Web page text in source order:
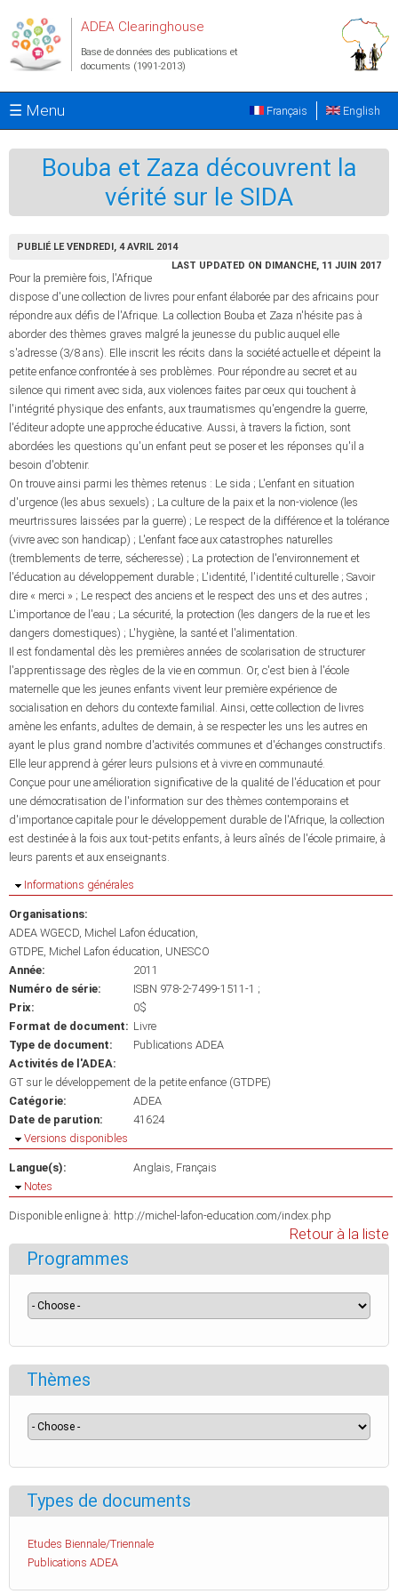
ADEA Clearinghouse
Base de données des publications et
documents (1991-2013)
☰ Menu English
Français
Bouba et Zaza découvrent la
vérité sur le SIDA
PUBLIÉ LE VENDREDI, 4 AVRIL 2014
LAST UPDATED ON DIMANCHE, 11 JUIN 2017
Pour la première fois, l'Afrique
dispose d'une collection de livres pour enfant élaborée par des africains pour
répondre aux défis de l'Afrique. La collection Bouba et Zaza n'hésite pas à
aborder des thèmes graves malgré la jeunesse du public auquel elle
s'adresse (3/8 ans). Elle inscrit les récits dans la société actuelle et dépeint la
petite enfance confrontée à ses problèmes. Pour répondre au secret et au
silence qui riment avec sida, aux violences faites par ceux qui touchent à
l'intégrité physique des enfants, aux traumatismes qu'engendre la guerre,
l'éditeur adopte une approche éducative. Aussi, à travers la fiction, sont
abordées les questions qu'un enfant peut se poser et les réponses qu'il a
besoin d'obtenir.
On trouve ainsi parmi les thèmes retenus : Le sida ; L'enfant en situation
d'urgence (les abus sexuels) ; La culture de la paix et la non-violence (les
meurtrissures laissées par la guerre) ; Le respect de la différence et la tolérance
(vivre avec son handicap) ; L'enfant face aux catastrophes naturelles
(tremblements de terre, sécheresse) ; La protection de l'environnement et
l'éducation au développement durable ; L'identité, l'identité culturelle ; Savoir
dire « merci » ; Le respect des anciens et le respect des uns et des autres ;
L'importance de l'eau ; La sécurité, la protection (les dangers de la rue et les
dangers domestiques) ; L'hygiène, la santé et l'alimentation.
Il est fondamental dès les premières années de scolarisation de structurer
l'apprentissage des règles de la vie en commun. Or, c'est bien à l'école
maternelle que les jeunes enfants vivent leur première expérience de
socialisation en dehors du contexte familial. Ainsi, cette collection de livres
amène les enfants, adultes de demain, à se respecter les uns les autres en
ayant le plus grand nombre d'activités communes et d'échanges constructifs.
Elle leur apprend à gérer leurs pulsions et à vivre en communauté.
Conçue pour une amélioration significative de la qualité de l'éducation et pour
une démocratisation de l'information sur des thèmes contemporains et
d'importance capitale pour le développement durable de l'Afrique, la collection
est destinée à la fois aux tout-petits enfants, à leurs aînés de l'école primaire, à
leurs parents et aux enseignants.
Masquer
Informations générales
Organisations:
ADEA WGECD, Michel Lafon éducation
GTDPE, Michel Lafon éducation, UNESCO
Année:
2011
Numéro de série:
ISBN 978-2-7499-1511-1 ;
Prix:
0$
Format de document: Livre
Type de document:
Publications ADEA
Activités de l'ADEA:
GT sur le développement de la petite enfance (GTDPE)
Catégorie:
ADEA
Date de parution:
41624
Masquer
Versions disponibles
Langue(s): Anglais Français
Masquer
Notes
Disponible enligne à: http://michel-lafon-education.com/index.php
Retour à la liste
Programmes
Thèmes
Types de documents
Etudes Biennale/Triennale
Publications ADEA